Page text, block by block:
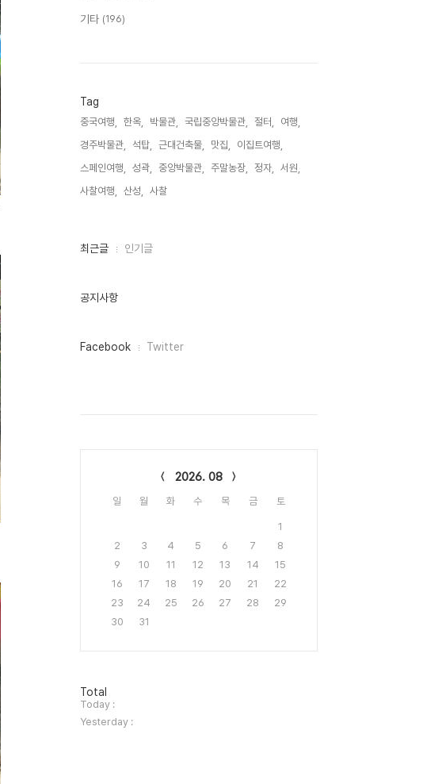
기타 (196)
Tag
중국여행, 한옥, 박물관, 국립중앙박물관, 절터,
여행,
경주박물관,
석탑, 근대건축물, 맛집,
이집트여행,
스페인여행,
성곽, 중앙박물관, 주말농장, 정자,
서원,
사찰여행,
산성, 사찰,
최
인
최근글 인기글
공지사항
페
Facebook Twitter
2026. 08
일 월 화 수 목 금 토
1
2
3 4 5 6 7
8
9
10 11 12 13 14
15
16
17 18 19 20 21
22
23
24 25 26 27 28
29
30
31
방
문
자
수
Total
Today :
Yesterday :